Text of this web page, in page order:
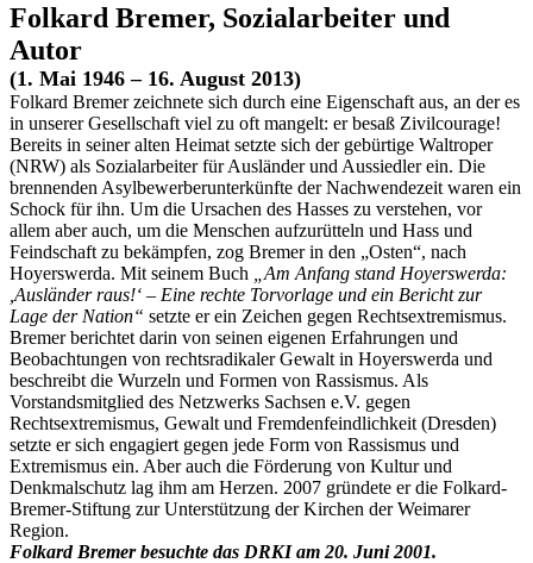
Folkard Bremer, Sozialarbeiter und
Autor
(1. Mai 1946 – 16. August 2013)
Folkard Bremer zeichnete sich durch eine Eigenschaft aus, an der es
in unserer Gesellschaft viel zu oft mangelt: er besaß Zivilcourage!
Bereits in seiner alten Heimat setzte sich der gebürtige Waltroper
(NRW) als Sozialarbeiter für Ausländer und Aussiedler ein. Die
brennenden Asylbewerberunterkünfte der Nachwendezeit waren ein
Schock für ihn. Um die Ursachen des Hasses zu verstehen, vor
allem aber auch, um die Menschen aufzurütteln und Hass und
Feindschaft zu bekämpfen, zog Bremer in den „Osten“, nach
Hoyerswerda. Mit seinem Buch
„Am Anfang stand Hoyerswerda:
,Ausländer raus!‘ – Eine rechte Torvorlage und ein Bericht zur
Lage der Nation“ setzte er ein Zeichen gegen Rechtsextremismus.
Bremer berichtet darin von seinen eigenen Erfahrungen und
Beobachtungen von rechtsradikaler Gewalt in Hoyerswerda und
beschreibt die Wurzeln und Formen von Rassismus. Als
Vorstandsmitglied des Netzwerks Sachsen e.V. gegen
Rechtsextremismus, Gewalt und Fremdenfeindlichkeit (Dresden)
setzte er sich engagiert gegen jede Form von Rassismus und
Extremismus ein. Aber auch die Förderung von Kultur und
Denkmalschutz lag ihm am Herzen. 2007 gründete er die Folkard-
Bremer-Stiftung zur Unterstützung der Kirchen der Weimarer
Region.
Folkard Bremer besuchte das DRKI am 20. Juni 2001.